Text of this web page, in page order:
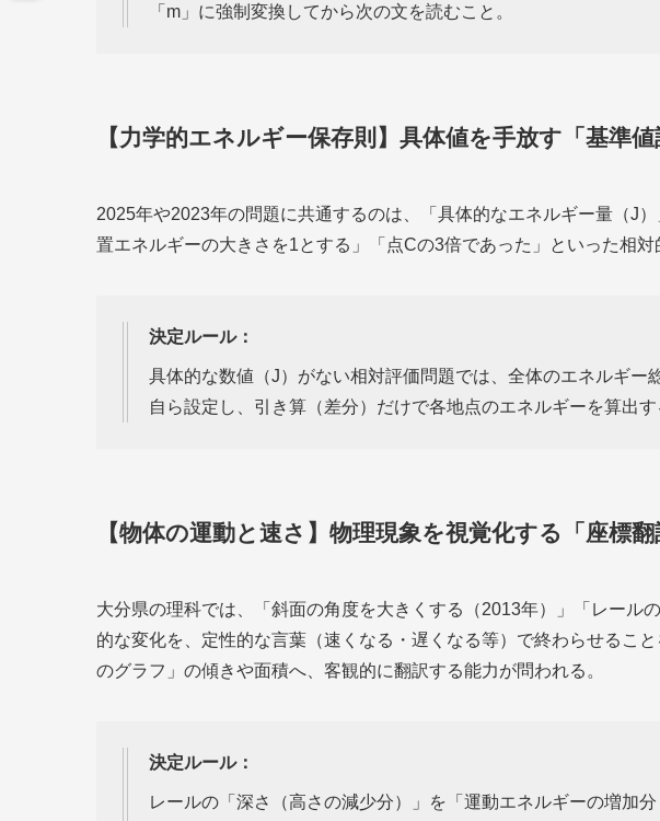
「m」に強制変換してから次の文を読むこと。
【力学的エネルギー保存則】具体値を手放す「基準
2025年や2023年の問題に共通するのは、「具体的なエネルギー量（J
置エネルギーの大きさを1とする」「点Cの3倍であった」といった相対
決定ルール：
具体的な数値（J）がない相対評価問題では、全体のエネルギー
自ら設定し、引き算（差分）だけで各地点のエネルギーを算出す
【物体の運動と速さ】物理現象を視覚化する「座標
大分県の理科では、「斜面の角度を大きくする（2013年）」「レール
的な変化を、定性的な言葉（速くなる・遅くなる等）で終わらせるこ
のグラフ」の傾きや面積へ、客観的に翻訳する能力が問われる。
決定ルール：
レールの「深さ（高さの減少分）」を「運動エネルギーの増加